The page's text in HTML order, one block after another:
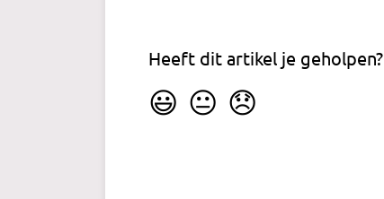
Heeft dit artikel je geholpen?
😃 😐 😞